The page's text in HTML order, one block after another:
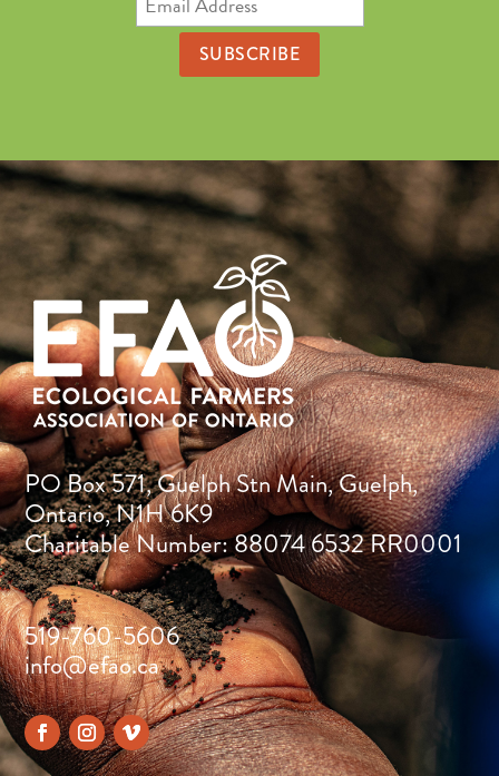
PO Box 571, Guelph Stn Main, Guelph,
Ontario, N1H 6K9
Charitable Number: 88074 6532 RR0001
519-760-5606
info@efao.ca